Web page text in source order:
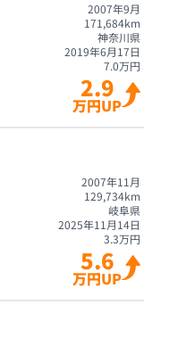
2007年9月
171,684km
神奈川県
2019年6月17日
7.0万円
2.9
万円UP
2007年11月
129,734km
岐阜県
2025年11月14日
3.3万円
5.6
万円UP